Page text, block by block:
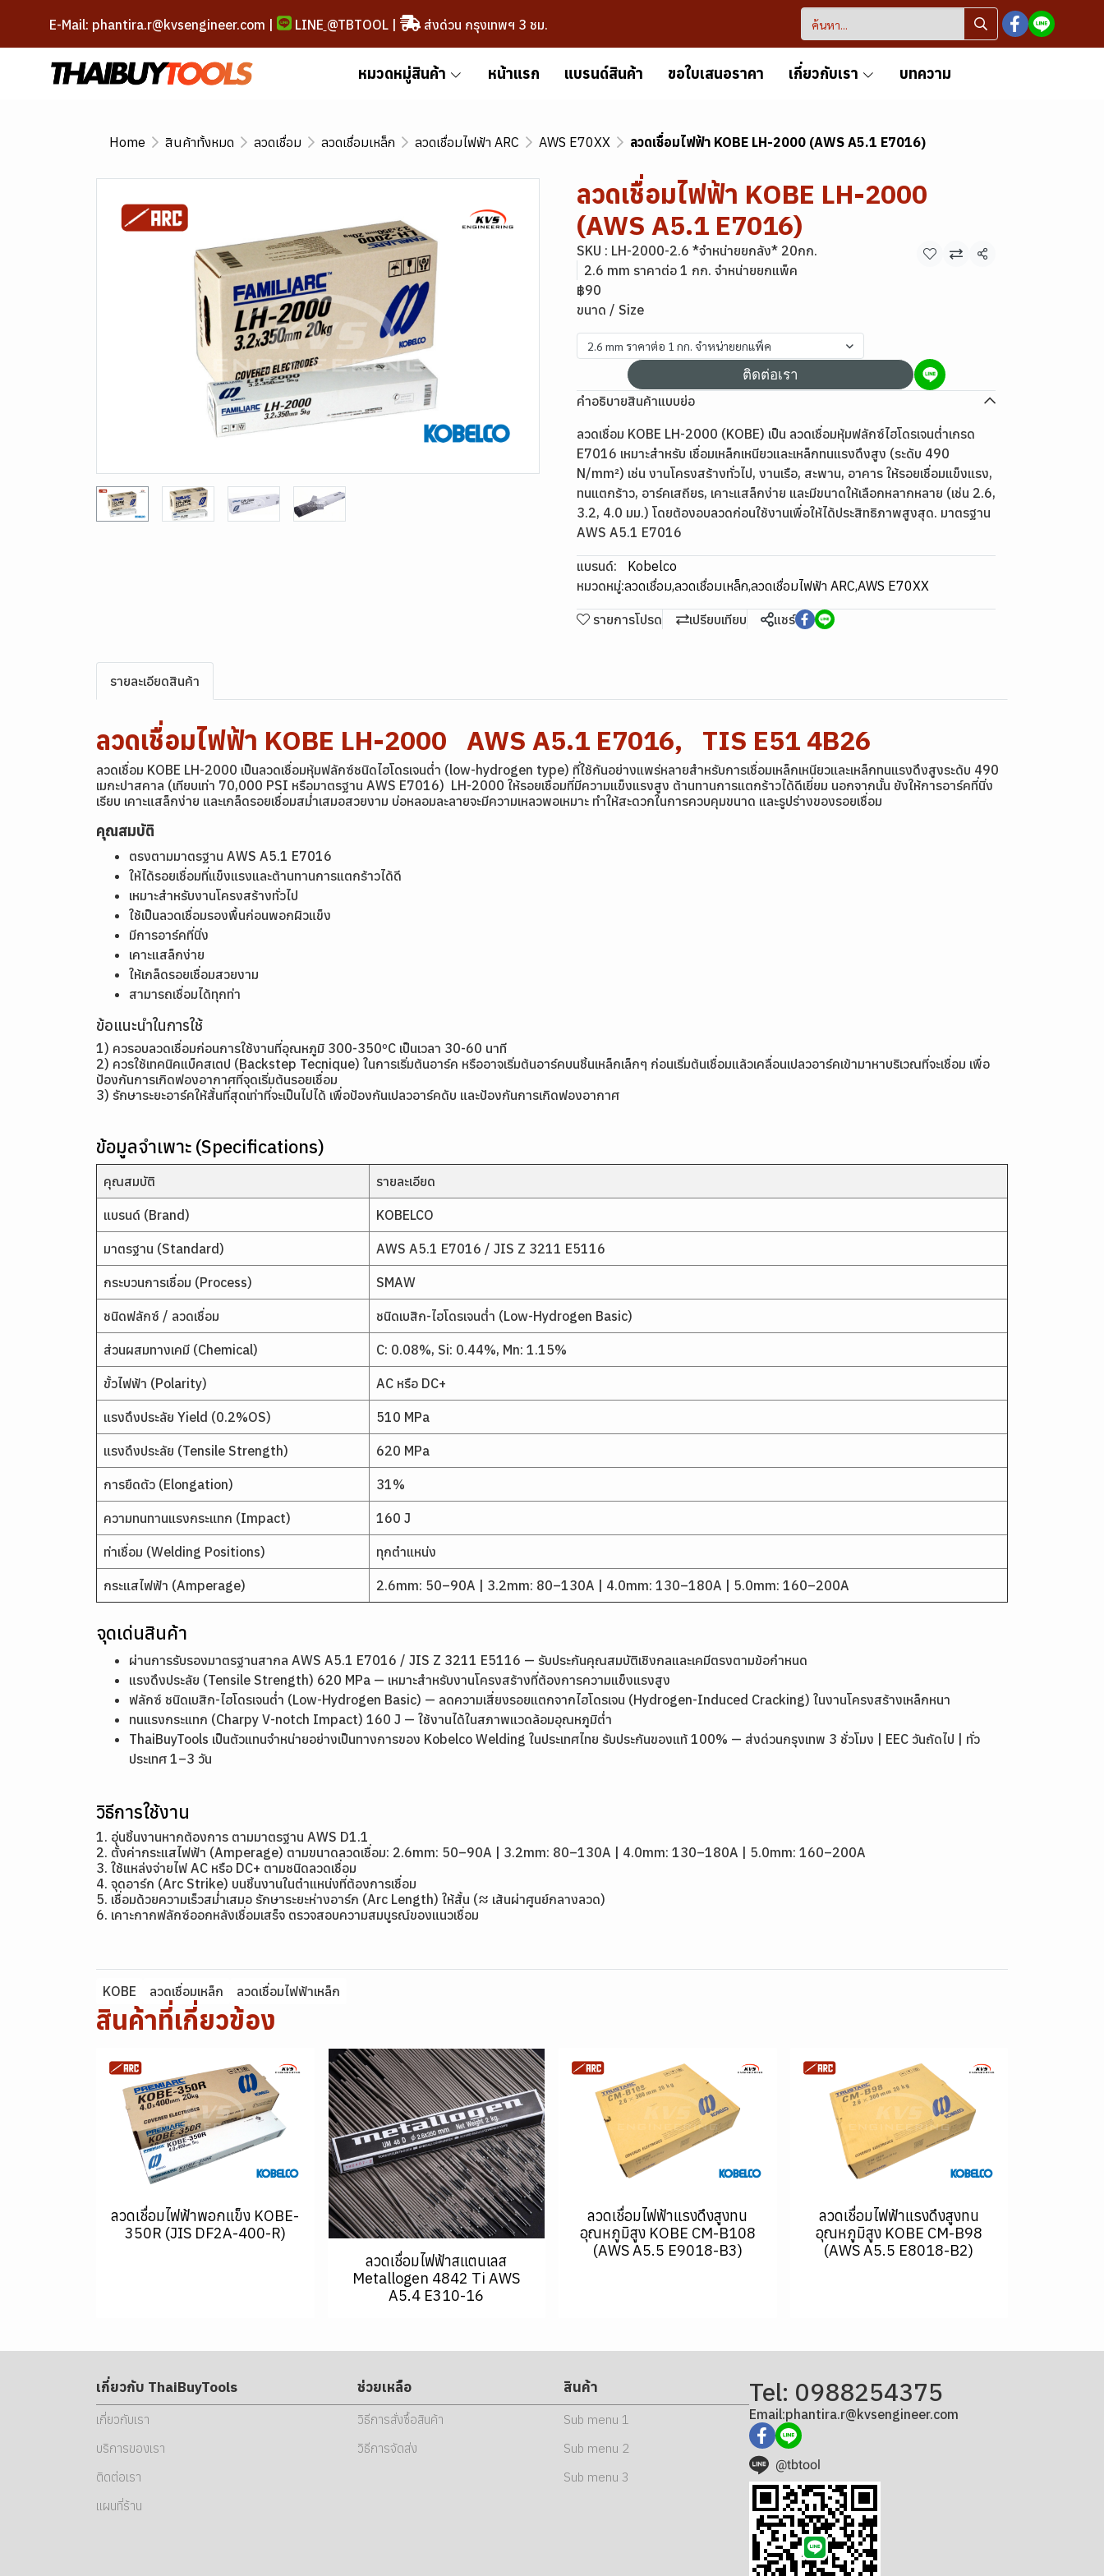
E-Mail: phantira.r@kvsengineer.com | LINE @TBTOOL| ส่งด่วน กรุงเทพฯ 3 ชม.
หมวดหมู่สินค้า หน้าแรก แบรนด์สินค้า ขอใบเสนอราคา เกี่ยวกับเรา บทความ
Home สินค้าทั้งหมด ลวดเชื่อม ลวดเชื่อมเหล็ก ลวดเชื่อมไฟฟ้า ARC AWS E70XX ลวดเชื่อมไฟฟ้า KOBE LH-2000 (AWS A5.1 E7016)
ลวดเชื่อมไฟฟ้า KOBE LH-2000
(AWS A5.1 E7016)
SKU : LH-2000-2.6 *จำหน่ายยกลัง* 20กก.
2.6 mm ราคาต่อ 1 กก. จำหน่ายยกแพ็ค
แชร์
฿90
ขนาด / Size
2.6 mm ราคาต่อ 1 กก. จำหน่ายยกแพ็ค
ติดต่อเรา
คำอธิบายสินค้าแบบย่อ
ลวดเชื่อม KOBE LH-2000 (KOBE) เป็น ลวดเชื่อมหุ้มฟลักซ์ไฮโดรเจนต่ำเกรด
E7016 เหมาะสำหรับ เชื่อมเหล็กเหนียวและเหล็กทนแรงดึงสูง (ระดับ 490
N/mm²) เช่น งานโครงสร้างทั่วไป, งานเรือ, สะพาน, อาคาร ให้รอยเชื่อมแข็งแรง,
ทนแตกร้าว, อาร์คเสถียร, เคาะแสล็กง่าย และมีขนาดให้เลือกหลากหลาย (เช่น 2.6,
3.2, 4.0 มม.) โดยต้องอบลวดก่อนใช้งานเพื่อให้ได้ประสิทธิภาพสูงสุด. มาตรฐาน
AWS A5.1 E7016
แบรนด์:
Kobelco
หมวดหมู่:ลวดเชื่อม,ลวดเชื่อมเหล็ก,ลวดเชื่อมไฟฟ้า ARC,AWS E70XX
รายการโปรด เปรียบเทียบ แชร์
รายละเอียดสินค้า
ลวดเชื่อมไฟฟ้า KOBE LH-2000 AWS A5.1 E7016, TIS E51 4B26
ลวดเชื่อม KOBE LH-2000 เป็นลวดเชื่อมหุ้มฟลักซ์ชนิดไฮโดรเจนต่ำ (low-hydrogen type) ที่ใช้กันอย่างแพร่หลายสำหรับการเชื่อมเหล็กเหนียวและเหล็กทนแรงดึงสูงระดับ 490
เมกะปาสคาล (เทียบเท่า 70,000 PSI หรือมาตรฐาน AWS E7016) LH-2000 ให้รอยเชื่อมที่มีความแข็งแรงสูง ต้านทานการแตกร้าวได้ดีเยี่ยม นอกจากนั้น ยังให้การอาร์คที่นิ่ง
เรียบ เคาะแสล็กง่าย และเกล็ดรอยเชื่อมสม่ำเสมอสวยงาม บ่อหลอมละลายจะมีความเหลวพอเหมาะ ทำให้สะดวกในการควบคุมขนาด และรูปร่างของรอยเชื่อม
คุณสมบัติ
ตรงตามมาตรฐาน AWS A5.1 E7016
ให้ได้รอยเชื่อมที่แข็งแรงและต้านทานการแตกร้าวได้ดี
เหมาะสำหรับงานโครงสร้างทั่วไป
ใช้เป็นลวดเชื่อมรองพื้นก่อนพอกผิวแข็ง
มีการอาร์คที่นิ่ง
เคาะแสล็กง่าย
ให้เกล็ดรอยเชื่อมสวยงาม
สามารถเชื่อมได้ทุกท่า
ข้อแนะนำในการใช้
1) ควรอบลวดเชื่อมก่อนการใช้งานที่อุณหภูมิ 300-350ºC เป็นเวลา 30-60 นาที
2) ควรใช้เทคนิคแบ็คสเตป (Backstep Tecnique) ในการเริ่มต้นอาร์ค หรืออาจเริ่มต้นอาร์คบนชิ้นเหล็กเล็กๆ ก่อนเริ่มต้นเชื่อมแล้วเคลื่อนเปลวอาร์คเข้ามาหาบริเวณที่จะเชื่อม เพื่อ
ป้องกันการเกิดฟองอากาศที่จุดเริ่มต้นรอยเชื่อม
3) รักษาระยะอาร์คให้สั้นที่สุดเท่าที่จะเป็นไปได้ เพื่อป้องกันเปลวอาร์คดับ และป้องกันการเกิดฟองอากาศ
ข้อมูลจำเพาะ (Specifications)
คุณสมบัติ รายละเอียด
แบรนด์ (Brand) KOBELCO
มาตรฐาน (Standard) AWS A5.1 E7016 / JIS Z 3211 E5116
กระบวนการเชื่อม (Process) SMAW
ชนิดฟลักซ์ / ลวดเชื่อม ชนิดเบสิก-ไฮโดรเจนต่ำ (Low-Hydrogen Basic)
ส่วนผสมทางเคมี (Chemical) C: 0.08%, Si: 0.44%, Mn: 1.15%
ขั้วไฟฟ้า (Polarity) AC หรือ DC+
แรงดึงประลัย Yield (0.2%OS) 510 MPa
แรงดึงประลัย (Tensile Strength) 620 MPa
การยืดตัว (Elongation) 31%
ความทนทานแรงกระแทก (Impact) 160 J
ท่าเชื่อม (Welding Positions) ทุกตำแหน่ง
กระแสไฟฟ้า (Amperage) 2.6mm: 50–90A | 3.2mm: 80–130A | 4.0mm: 130–180A | 5.0mm: 160–200A
จุดเด่นสินค้า
ผ่านการรับรองมาตรฐานสากล AWS A5.1 E7016 / JIS Z 3211 E5116 — รับประกันคุณสมบัติเชิงกลและเคมีตรงตามข้อกำหนด
แรงดึงประลัย (Tensile Strength) 620 MPa — เหมาะสำหรับงานโครงสร้างที่ต้องการความแข็งแรงสูง
ฟลักซ์ ชนิดเบสิก-ไฮโดรเจนต่ำ (Low-Hydrogen Basic) — ลดความเสี่ยงรอยแตกจากไฮโดรเจน (Hydrogen-Induced Cracking) ในงานโครงสร้างเหล็กหนา
ทนแรงกระแทก (Charpy V-notch Impact) 160 J — ใช้งานได้ในสภาพแวดล้อมอุณหภูมิต่ำ
ThaiBuyTools เป็นตัวแทนจำหน่ายอย่างเป็นทางการของ Kobelco Welding ในประเทศไทย รับประกันของแท้ 100% — ส่งด่วนกรุงเทพ 3 ชั่วโมง | EEC วันถัดไป | ทั่ว
ประเทศ 1–3 วัน
วิธีการใช้งาน
1. อุ่นชิ้นงานหากต้องการ ตามมาตรฐาน AWS D1.1
2. ตั้งค่ากระแสไฟฟ้า (Amperage) ตามขนาดลวดเชื่อม: 2.6mm: 50–90A | 3.2mm: 80–130A | 4.0mm: 130–180A | 5.0mm: 160–200A
3. ใช้แหล่งจ่ายไฟ AC หรือ DC+ ตามชนิดลวดเชื่อม
4. จุดอาร์ก (Arc Strike) บนชิ้นงานในตำแหน่งที่ต้องการเชื่อม
5. เชื่อมด้วยความเร็วสม่ำเสมอ รักษาระยะห่างอาร์ก (Arc Length) ให้สั้น (≈ เส้นผ่าศูนย์กลางลวด)
6. เคาะกากฟลักซ์ออกหลังเชื่อมเสร็จ ตรวจสอบความสมบูรณ์ของแนวเชื่อม
KOBE ลวดเชื่อมเหล็ก ลวดเชื่อมไฟฟ้าเหล็ก
สินค้าที่เกี่ยวข้อง
ลวดเชื่อมไฟฟ้าพอกแข็ง KOBE-
350R (JIS DF2A-400-R)
ลวดเชื่อมไฟฟ้าสแตนเลส
Metallogen 4842 Ti AWS
A5.4 E310-16
ลวดเชื่อมไฟฟ้าแรงดึงสูงทน
อุณหภูมิสูง KOBE CM-B108
(AWS A5.5 E9018-B3)
ลวดเชื่อมไฟฟ้าแรงดึงสูงทน
อุณหภูมิสูง KOBE CM-B98
(AWS A5.5 E8018-B2)
เกี่ยวกับ ThaiBuyTools
เกี่ยวกับเรา
บริการของเรา
ติดต่อเรา
แผนที่ร้าน
ช่วยเหลือ
วิธีการสั่งซื้อสินค้า
วิธีการจัดส่ง
สินค้า
Sub menu 1
Sub menu 2
Sub menu 3
Tel: 0988254375
Email:phantira.r@kvsengineer.com
@tbtool